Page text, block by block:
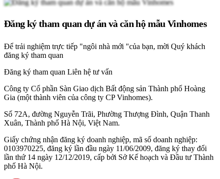
Đăng ký tham quan dự án và căn hộ mẫu Vinhomes
Để trải nghiệm trực tiếp "ngôi nhà mới "của bạn, mời Quý khách
đăng ký tham quan
Đăng ký tham quan Liên hệ tư vấn
Công ty Cổ phần Sàn Giao dịch Bất động sản Thành phố Hoàng
Gia (một thành viên của công ty CP Vinhomes).
Số 72A, đường Nguyễn Trãi, Phường Thượng Đình, Quận Thanh
Xuân, Thành phố Hà Nội, Việt Nam.
Giấy chứng nhận đăng ký doanh nghiệp, mã số doanh nghiệp:
0103970225, đăng ký lần đầu ngày 11/06/2009, đăng ký thay đổi
lần thứ 14 ngày 12/12/2019, cấp bởi Sở Kế hoạch và Đầu tư Thành
phố Hà Nội.